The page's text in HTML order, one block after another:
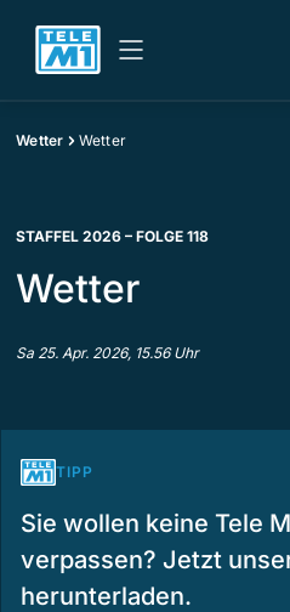
Wetter Wetter
STAFFEL 2026 – FOLGE 118
Wetter
Sa 25. Apr. 2026, 15.56 Uhr
TIPP
Sie wollen keine Tele
verpassen? Jetzt
herunterladen.